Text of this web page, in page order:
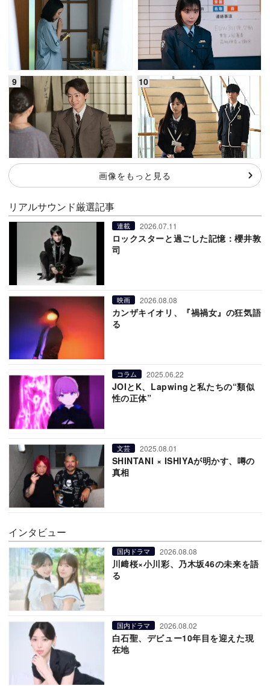
画像をもっと見る
リアルサウンド厳選記事
連載 2026.07.11
ロックスターと過ごした記憶：櫻井敦
司
映画 2026.08.08
カンザキイオリ、『禍禍女』の狂気語
る
コラム 2025.06.22
JOIとK、Lapwingと私たちの“類似
性の正体”
文芸 2025.08.01
SHINTANI × ISHIYAが明かす、噂の
真相
インタビュー
国内ドラマ 2026.08.08
川﨑桜×小川彩、乃木坂46の未来を語
る
国内ドラマ 2026.08.02
白石聖、デビュー10年目を迎えた現
在地